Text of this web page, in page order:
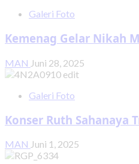
Galeri Foto
Kemenag Gelar Nikah
MAN Juni 28, 2025
Galeri Foto
Konser Ruth Sahanaya
MAN Juni 1, 2025